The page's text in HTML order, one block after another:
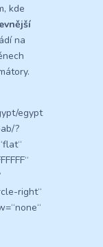
kde
na
egypt
?
right“